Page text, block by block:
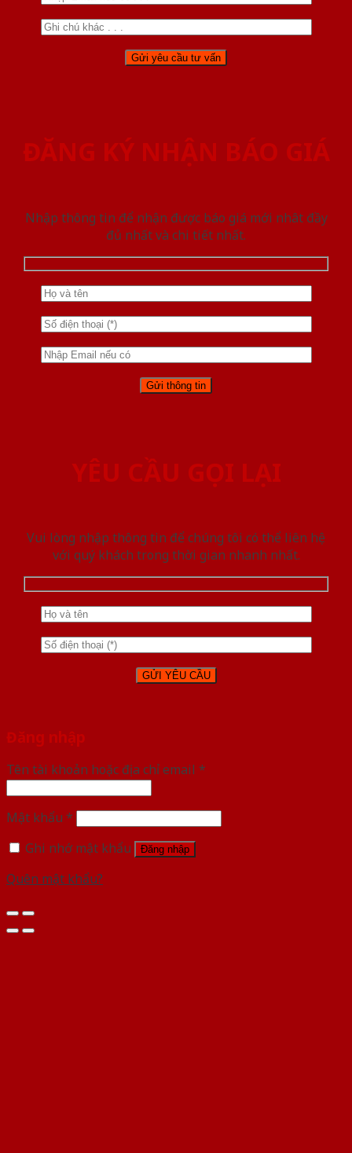
ĐĂNG KÝ NHẬN BÁO GIÁ
Nhập thông tin để nhận được báo giá mới nhât đầy
đủ nhất và chi tiết nhất.
YÊU CẦU GỌI LẠI
Vui lòng nhập thông tin để chúng tôi có thể liên hệ
với quý khách trong thời gian nhanh nhất.
Đăng nhập
Tên tài khoản hoặc địa chỉ email *
Mật khẩu *
Ghi nhớ mật khẩu
Đăng nhập
Quên mật khẩu?